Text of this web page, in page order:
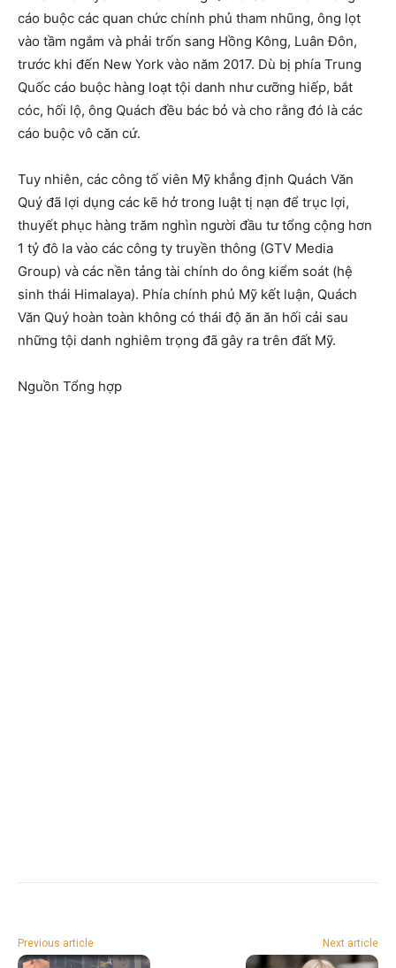
cáo buộc các quan chức chính phủ tham nhũng, ông lọt
vào tầm ngắm và phải trốn sang Hồng Kông, Luân Đôn,
trước khi đến New York vào năm 2017. Dù bị phía Trung
Quốc cáo buộc hàng loạt tội danh như cưỡng hiếp, bắt
cóc, hối lộ, ông Quách đều bác bỏ và cho rằng đó là các
cáo buộc vô căn cứ.
Tuy nhiên, các công tố viên Mỹ khẳng định Quách Văn
Quý đã lợi dụng các kẽ hở trong luật tị nạn để trục lợi,
thuyết phục hàng trăm nghìn người đầu tư tổng cộng hơn
1 tỷ đô la vào các công ty truyền thông (GTV Media
Group) và các nền tảng tài chính do ông kiểm soát (hệ
sinh thái Himalaya). Phía chính phủ Mỹ kết luận, Quách
Văn Quý hoàn toàn không có thái độ ăn ăn hối cải sau
những tội danh nghiêm trọng đã gây ra trên đất Mỹ.
Nguồn Tổng hợp
Previous article Next article